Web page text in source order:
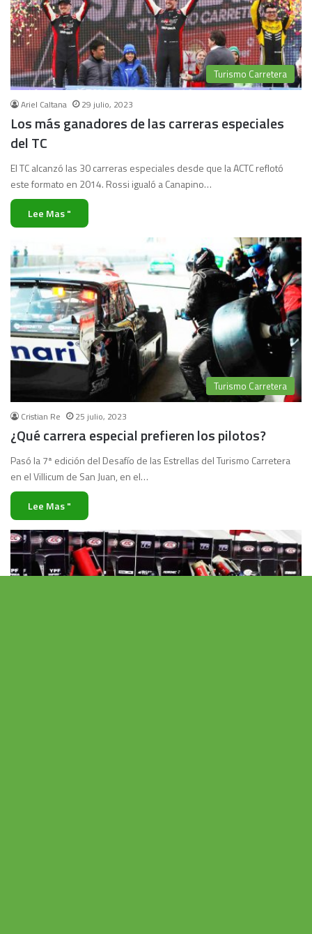
Turismo Carretera
Ariel Caltana 29 julio, 2023
Los más ganadores de las carreras especiales
del TC
El TC alcanzó las 30 carreras especiales desde que la ACTC reflotó
este formato en 2014. Rossi igualó a Canapino…
Lee Mas "
Turismo Carretera
Cristian Re 25 julio, 2023
¿Qué carrera especial prefieren los pilotos?
Pasó la 7ª edición del Desafío de las Estrellas del Turismo Carretera
en el Villicum de San Juan, en el…
Lee Mas "